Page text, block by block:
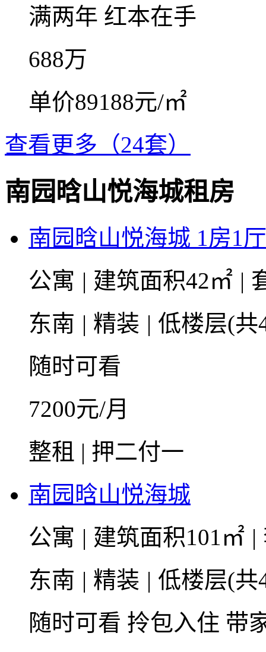
满两年 红本在手
688万
单价89188元/㎡
查看更多（24套）
南园晗山悦海城租房
南园晗山悦海城 1房1
公寓 | 建筑面积42㎡ |
东南 | 精装 | 低楼层(
随时可看
7200元/月
整租 | 押二付一
南园晗山悦海城
公寓 | 建筑面积101㎡ |
东南 | 精装 | 低楼层(
随时可看 拎包入住 带